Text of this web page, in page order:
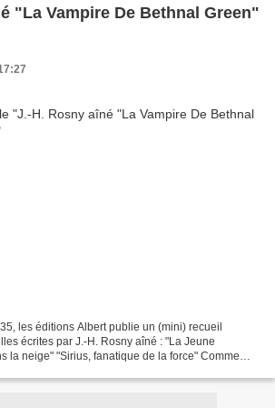
"La Vampire De Bethnal Green"
les éditions Albert publie un (mini) recueil
écrites par J.-H. Rosny aîné : "La Jeune
la neige" "Sirius, fanatique de la force" Comme